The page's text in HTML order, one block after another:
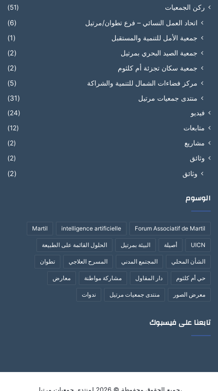
ركن الجمعيات
(51)
اتحاد العمل النسائي – فرع تطوان/مرتيل
(6)
جمعية الأمل للتنمية والمستقبل
(1)
جمعية الصيد البحري بمرتيل
(2)
جمعية سكان تجزئة أم كلثوم
(2)
مركز فضاءات الشمال للتنمية والشراكة
(5)
منتدى جمعيات مرتيل
(31)
فيديو
(24)
متابعات
(12)
مشاريع
(2)
وثائق
(2)
وثائق (2)
الوسوم
Forum Associatif de Martil
intelligence artificielle
Martil
UICN أصيلة البيئة بمرتيل الحلول القائمة على الطبيعة
الشأن المحلي المجتمع المدني المسرح العلاجي تطوان
حي أم كلثوم دار المقاول مشاركة مواطنة معارض
معرض الصور منتدى جمعيات مرتيل ندوات
تابعنا على فيسبوك
،جميع الحقوق محفوظة © 2026 لمنتدى جمعيات مرتيل